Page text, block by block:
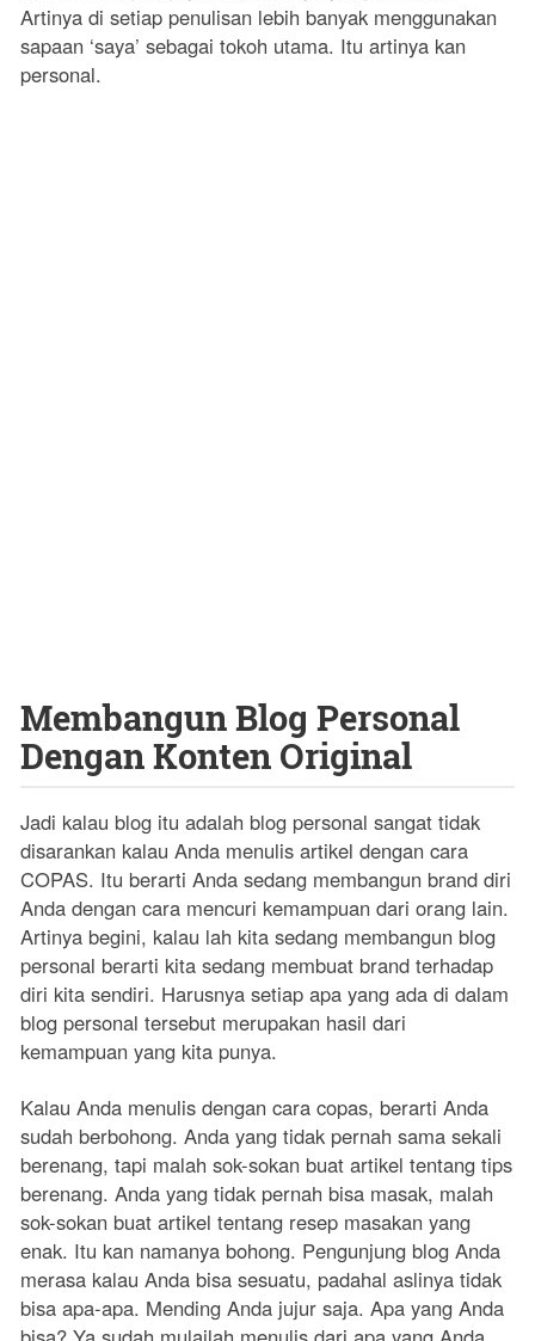
Artinya di setiap penulisan lebih banyak menggunakan
sapaan ‘saya’ sebagai tokoh utama. Itu artinya kan
personal.
Membangun Blog Personal
Dengan Konten Original
Jadi kalau blog itu adalah blog personal sangat tidak
disarankan kalau Anda menulis artikel dengan cara
COPAS. Itu berarti Anda sedang membangun brand diri
Anda dengan cara mencuri kemampuan dari orang lain.
Artinya begini, kalau lah kita sedang membangun blog
personal berarti kita sedang membuat brand terhadap
diri kita sendiri. Harusnya setiap apa yang ada di dalam
blog personal tersebut merupakan hasil dari
kemampuan yang kita punya.
Kalau Anda menulis dengan cara copas, berarti Anda
sudah berbohong. Anda yang tidak pernah sama sekali
berenang, tapi malah sok-sokan buat artikel tentang tips
berenang. Anda yang tidak pernah bisa masak, malah
sok-sokan buat artikel tentang resep masakan yang
enak. Itu kan namanya bohong. Pengunjung blog Anda
merasa kalau Anda bisa sesuatu, padahal aslinya tidak
bisa apa-apa. Mending Anda jujur saja. Apa yang Anda